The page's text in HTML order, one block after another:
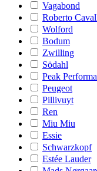
Vagabond
Roberto
Wolford
Bodum
Zwilling
Södahl
Peak
Peugeot
Pillivuyt
Ren
Miu Miu
Essie
Schwarzkopf
Estée Lauder